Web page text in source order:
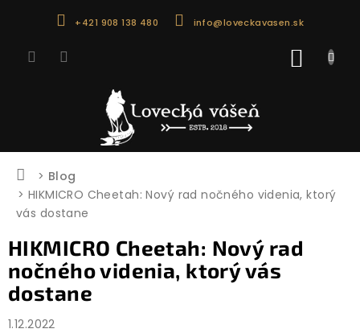
+421 908 138 480 info@loveckavasen.sk
Domov
Blog
HIKMICRO Cheetah: Nový rad nočného videnia, ktorý
vás dostane
HIKMICRO Cheetah: Nový rad
nočného videnia, ktorý vás
dostane
1.12.2022